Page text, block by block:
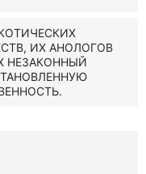
ИХ АНОЛОГОВ
НЕЗАКОННЫЙ